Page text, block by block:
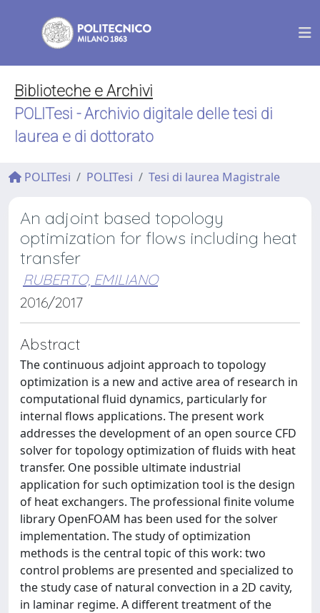
Biblioteche e Archivi
POLITesi - Archivio digitale delle tesi di
laurea e di dottorato
POLITesi POLITesi Tesi di laurea Magistrale
An adjoint based topology
optimization for flows including heat
transfer
RUBERTO, EMILIANO
2016/2017
Abstract
The continuous adjoint approach to topology
optimization is a new and active area of research in
computational fluid dynamics, particularly for
internal flows applications. The present work
addresses the development of an open source CFD
solver for topology optimization of fluids with heat
transfer. One possible ultimate industrial
application for such optimization tool is the design
of heat exchangers. The professional finite volume
library OpenFOAM has been used for the solver
implementation. The study of optimization
methods is the central topic of this work: two
control problems are presented and specialized to
the study case of natural convection in a 2D cavity,
in laminar regime. A different treatment of the